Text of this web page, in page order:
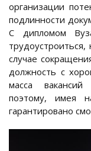
организации
подлинности
С дипломом
случае
должность с
масса вакансий
поэтому, имея
гарантировано